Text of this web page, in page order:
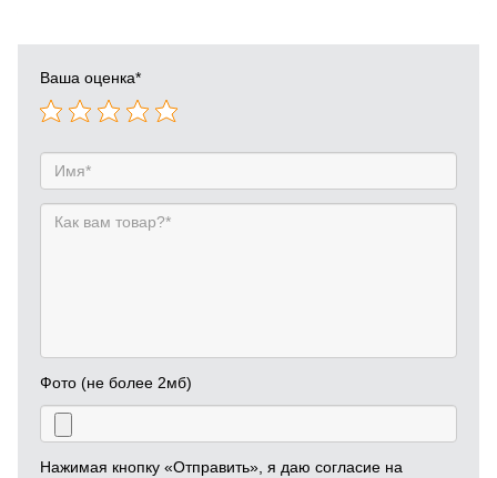
Ваша оценка*
Фото (не более 2мб)
Нажимая кнопку «Отправить», я даю согласие на